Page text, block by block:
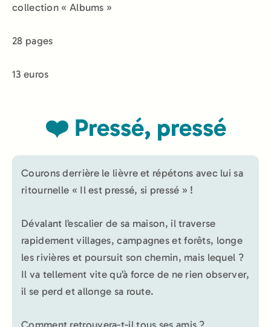
collection « Albums »
28 pages
13 euros
❤️ Pressé, pressé
Courons derrière le lièvre et répétons avec lui sa
ritournelle « Il est pressé, si pressé » !
Dévalant l’escalier de sa maison, il traverse
rapidement villages, campagnes et forêts, longe
les rivières et poursuit son chemin, mais lequel ?
Il va tellement vite qu’à force de ne rien observer,
il se perd et allonge sa route.
Comment retrouvera-t-il tous ses amis ?